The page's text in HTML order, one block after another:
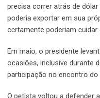
precisa correr atrás de
poderia exportar em sua
certamente poderiam cuidar
Em maio, o presidente
ocasiões, inclusive durante
participação no encontro do
O petista voltou a defender